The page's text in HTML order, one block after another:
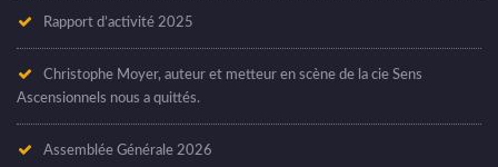
Rapport d’activité 2025
Christophe Moyer, auteur et metteur en scène de la cie Sens
Ascensionnels nous a quittés.
Assemblée Générale 2026